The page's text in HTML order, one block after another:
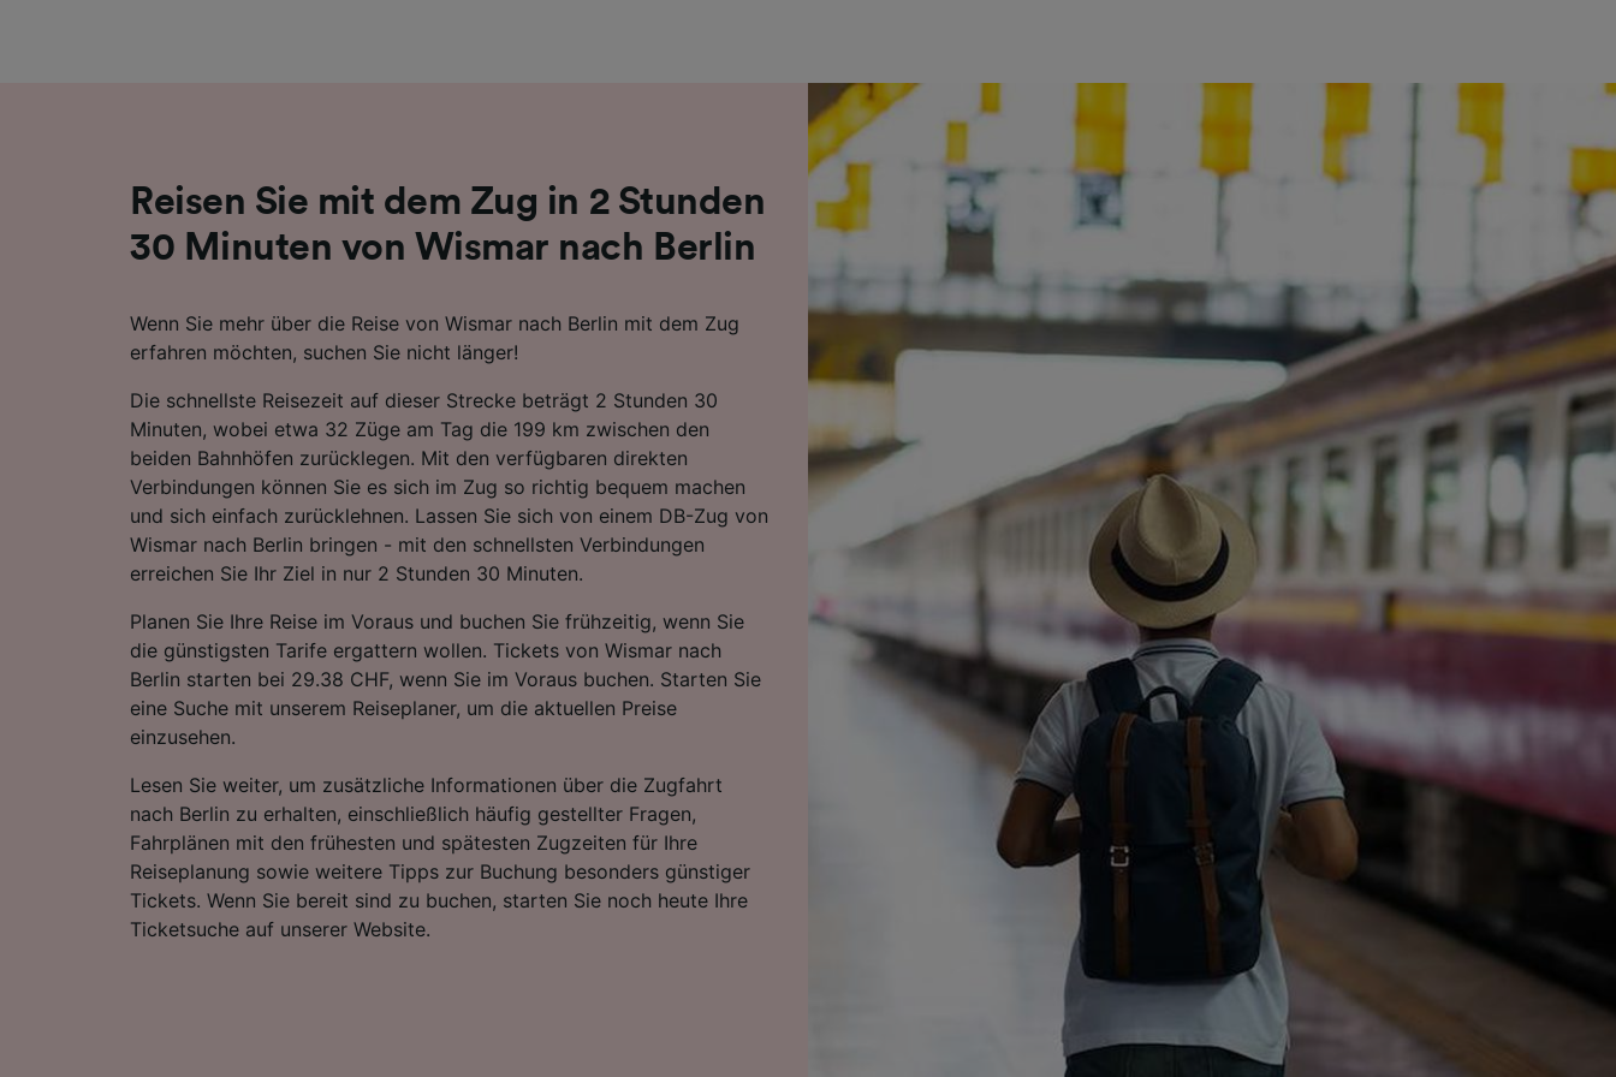
Reisen Sie mit dem Zug in 2 Stunden
30 Minuten von Wismar nach Berlin
Wenn Sie mehr über die Reise von Wismar nach Berlin mit dem Zug
erfahren möchten, suchen Sie nicht länger!
Die schnellste Reisezeit auf dieser Strecke beträgt 2 Stunden 30
Minuten, wobei etwa 32 Züge am Tag die 199 km zwischen den
beiden Bahnhöfen zurücklegen. Mit den verfügbaren direkten
Verbindungen können Sie es sich im Zug so richtig bequem machen
und sich einfach zurücklehnen. Lassen Sie sich von einem DB-Zug von
Wismar nach Berlin bringen - mit den schnellsten Verbindungen
erreichen Sie Ihr Ziel in nur 2 Stunden 30 Minuten.
Planen Sie Ihre Reise im Voraus und buchen Sie frühzeitig, wenn Sie
die günstigsten Tarife ergattern wollen. Tickets von Wismar nach
Berlin starten bei 29.38 CHF, wenn Sie im Voraus buchen. Starten Sie
eine Suche mit unserem Reiseplaner, um die aktuellen Preise
einzusehen.
Lesen Sie weiter, um zusätzliche Informationen über die Zugfahrt
nach Berlin zu erhalten, einschließlich häufig gestellter Fragen,
Fahrplänen mit den frühesten und spätesten Zugzeiten für Ihre
Reiseplanung sowie weitere Tipps zur Buchung besonders günstiger
Tickets. Wenn Sie bereit sind zu buchen, starten Sie noch heute Ihre
Ticketsuche auf unserer Website.